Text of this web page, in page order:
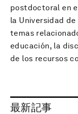
postdoctoral en
la Universidad
temas
educación, la
de los recursos
最新記事